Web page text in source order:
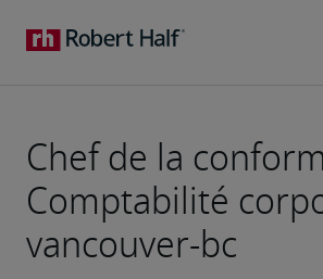
Chef de la
Comptabilité
vancouver-bc